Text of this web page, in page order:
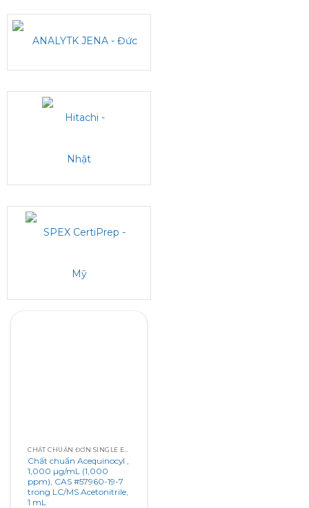
CHẤT CHUẨN ĐƠN SINGLE ELEMENT
Chất chuẩn Acequinocyl ,
1,000 µg/mL (1,000
ppm), CAS #57960-19-7
trong LC/MS Acetonitrile,
1 mL